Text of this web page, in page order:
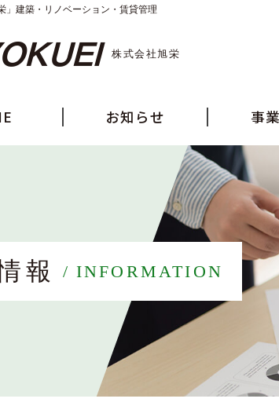
」建築・リノベーション・賃貸管理
株式会社旭栄
お知らせ 事
報 INFORMATION